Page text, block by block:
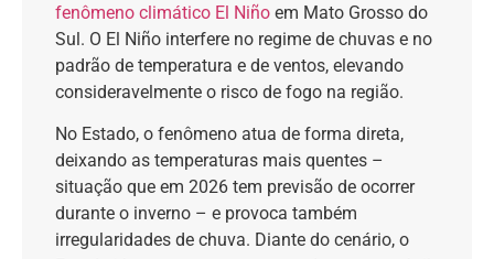
fenômeno climático El Niño em Mato Grosso do
Sul. O El Niño interfere no regime de chuvas e no
padrão de temperatura e de ventos, elevando
consideravelmente o risco de fogo na região.
No Estado, o fenômeno atua de forma direta,
deixando as temperaturas mais quentes –
situação que em 2026 tem previsão de ocorrer
durante o inverno – e provoca também
irregularidades de chuva. Diante do cenário, o